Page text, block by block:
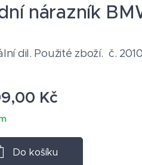
nárazník
dil. Použité zboží. č.
Kč
Do košíku